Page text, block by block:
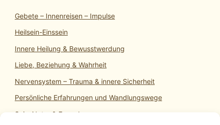
Gebete – Innenreisen – Impulse
Heilsein-Einssein
Innere Heilung & Bewusstwerdung
Liebe, Beziehung & Wahrheit
Nervensystem – Trauma & innere Sicherheit
Persönliche Erfahrungen und Wandlungswege
SeinsNatur & Erwachen